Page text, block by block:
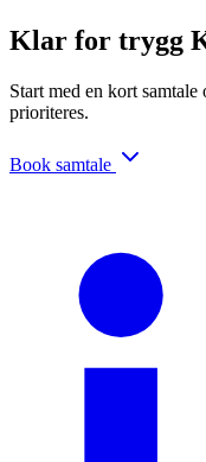
Klar for trygg
Start med en kort
prioriteres.
Book samtale